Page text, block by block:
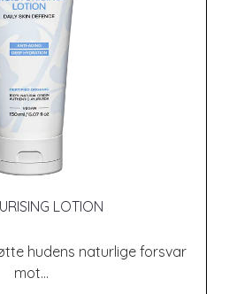
LOTION
hudens naturlige forsvar
mot...